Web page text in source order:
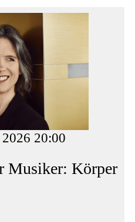
20:00
Musiker: Körper